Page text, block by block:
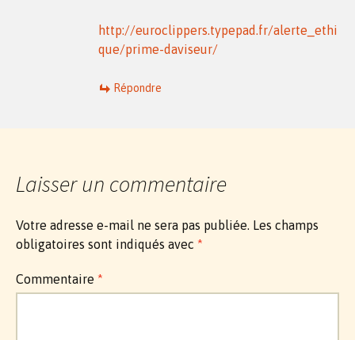
http://euroclippers.typepad.fr/alerte_ethi
que/prime-daviseur/
Répondre
Laisser un commentaire
Votre adresse e-mail ne sera pas publiée. Les champs
obligatoires sont indiqués avec *
Commentaire *